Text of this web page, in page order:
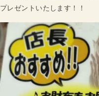
プレゼントいたします！！